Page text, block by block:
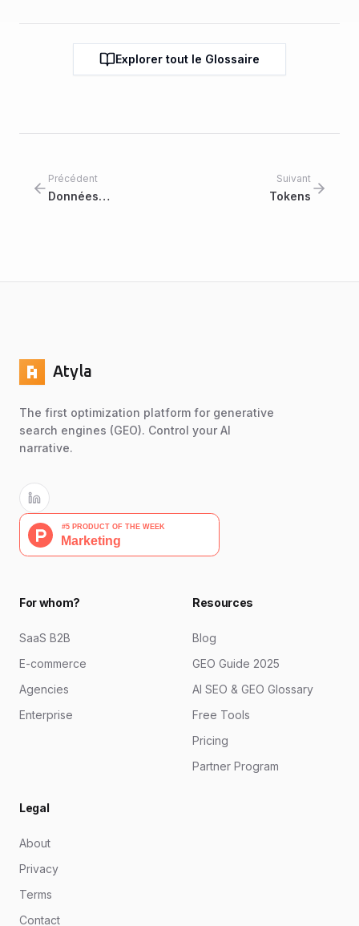
Explorer tout le Glossaire
Précédent
Données
Suivant
Tokens
Atyla
The first optimization platform for generative
search engines (GEO). Control your AI
narrative.
For whom?
SaaS B2B
E-commerce
Agencies
Enterprise
Resources
Blog
GEO Guide 2025
AI SEO & GEO Glossary
Free Tools
Pricing
Partner Program
Legal
About
Privacy
Terms
Contact